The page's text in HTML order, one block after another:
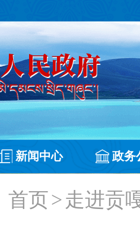
新闻中心 政务
首页>走进贡